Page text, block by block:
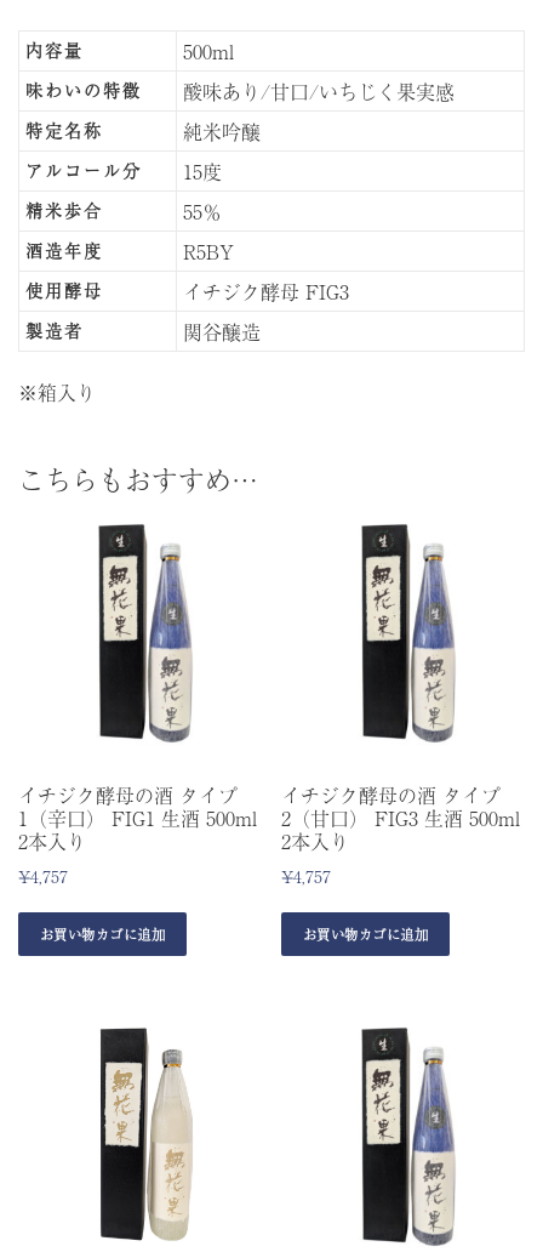
口）
FIG3
火
入
れ
500ml
個
内容量 500ml
味わいの特徴 酸味あり/甘口/いちじく果実感
特定名称 純米吟醸
アルコール分 15度
精米歩合 55％
酒造年度 R5BY
使用酵母 イチジク酵母 FIG3
製造者 関谷醸造
※箱入り
こちらもおすすめ…
イチジク酵母の酒 タイプ
1（辛口） FIG1 生酒 500ml
2本入り
¥4,757
お買い物カゴに追加
イチジク酵母の酒 タイプ
2（甘口） FIG3 生酒 500ml
2本入り
¥4,757
お買い物カゴに追加